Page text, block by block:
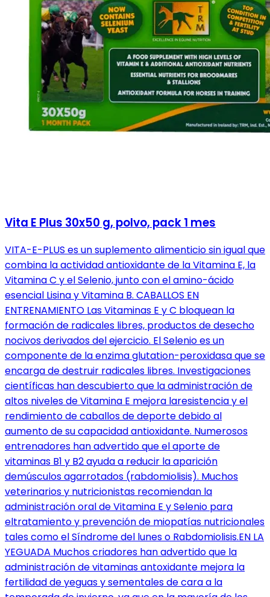
Vita E Plus 30x50 g, polvo, pack 1 mes
VITA-E-PLUS es un suplemento alimenticio sin igual que
combina la actividad antioxidante de la Vitamina E, la
Vitamina C y el Selenio, junto con el amino-ácido
esencial Lisina y Vitamina B. CABALLOS EN
ENTRENAMIENTO Las Vitaminas E y C bloquean la
formación de radicales libres, productos de desecho
nocivos derivados del ejercicio. El Selenio es un
componente de la enzima glutation-peroxidasa que se
encarga de destruir radicales libres. Investigaciones
científicas han descubierto que la administración de
altos niveles de Vitamina E mejora laresistencia y el
rendimiento de caballos de deporte debido al
aumento de su capacidad antioxidante. Numerosos
entrenadores han advertido que el aporte de
vitaminas B1 y B2 ayuda a reducir la aparición
demúsculos agarrotados (rabdomiolisis). Muchos
veterinarios y nutricionistas recomiendan la
administración oral de Vitamina E y Selenio para
eltratamiento y prevención de miopatías nutricionales
tales como el Síndrome del lunes o Rabdomiolisis.EN LA
YEGUADA Muchos criadores han advertido que la
administración de vitaminas antoxidante mejora la
fertilidad de yeguas y sementales de cara a la